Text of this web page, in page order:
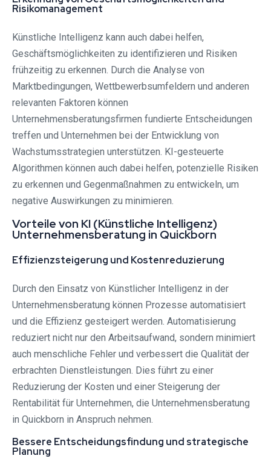
Risikomanagement
Künstliche Intelligenz kann auch dabei helfen,
Geschäftsmöglichkeiten zu identifizieren und Risiken
frühzeitig zu erkennen. Durch die Analyse von
Marktbedingungen, Wettbewerbsumfeldern und anderen
relevanten Faktoren können
Unternehmensberatungsfirmen fundierte Entscheidungen
treffen und Unternehmen bei der Entwicklung von
Wachstumsstrategien unterstützen. KI-gesteuerte
Algorithmen können auch dabei helfen, potenzielle Risiken
zu erkennen und Gegenmaßnahmen zu entwickeln, um
negative Auswirkungen zu minimieren.
Vorteile von KI (Künstliche Intelligenz)
Unternehmensberatung in Quickborn
Effizienzsteigerung und Kostenreduzierung
Durch den Einsatz von Künstlicher Intelligenz in der
Unternehmensberatung können Prozesse automatisiert
und die Effizienz gesteigert werden. Automatisierung
reduziert nicht nur den Arbeitsaufwand, sondern minimiert
auch menschliche Fehler und verbessert die Qualität der
erbrachten Dienstleistungen. Dies führt zu einer
Reduzierung der Kosten und einer Steigerung der
Rentabilität für Unternehmen, die Unternehmensberatung
in Quickborn in Anspruch nehmen.
Bessere Entscheidungsfindung und strategische
Planung